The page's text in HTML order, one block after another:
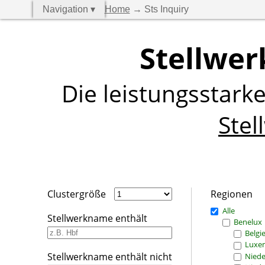
Navigation ▾ Home→ Sts Inquiry
Die
Clustergröße
Stellwerkname enthält
Stellwerkname enthält nicht
Regionen
Alle
Benelux